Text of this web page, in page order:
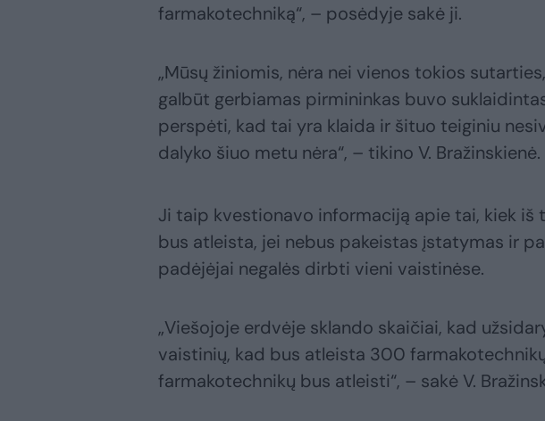
farmakotechniką“, – posėdyje sakė ji.
„Mūsų žiniomis, nėra nei vienos tokios
galbūt gerbiamas pirmininkas buvo
perspėti, kad tai yra klaida ir šituo teiginiu
dalyko šiuo metu nėra“, – tikino V. Bražinskienė.
Ji taip kvestionavo informaciją apie tai, kiek iš
bus atleista, jei nebus pakeistas įstatymas ir
padėjėjai negalės dirbti vieni vaistinėse.
„Viešojoje erdvėje sklando skaičiai, kad
vaistinių, kad bus atleista 300
farmakotechnikų bus atleisti“, – sakė V.